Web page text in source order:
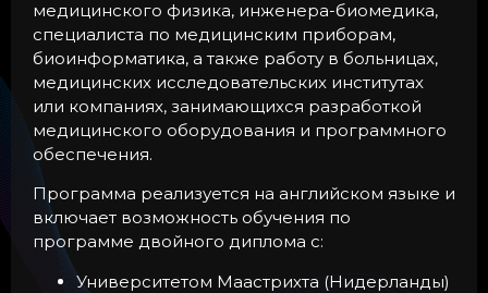
медицинского физика, инженера-биомедика,
специалиста по медицинским приборам,
биоинформатика, а также работу в больницах,
медицинских исследовательских институтах
или компаниях, занимающихся разработкой
медицинского оборудования и программного
обеспечения.
Программа реализуется на английском языке и
включает возможность обучения по
программе двойного диплома с:
Университетом Маастрихта (Нидерланды)